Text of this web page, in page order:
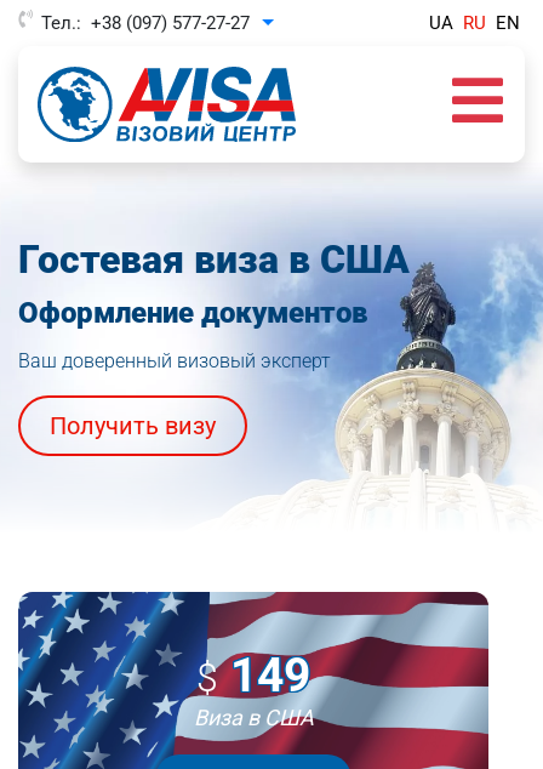
Тел.: +38 (097) 577-27-27 Toggle Dropdown UA RU EN
Гостевая виза в США
Оформление документов
Ваш доверенный визовый эксперт
Получить визу
$149
Виза в США